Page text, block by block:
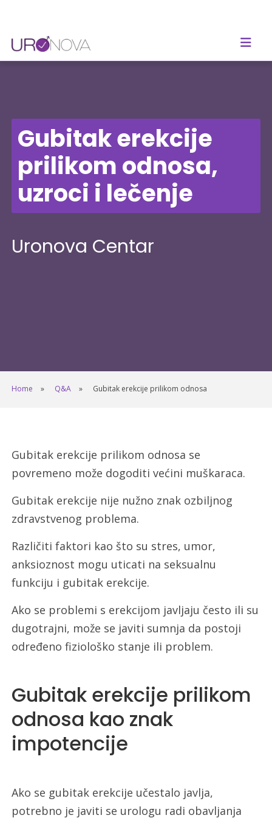
Gubitak erekcije
prilikom odnosa,
uzroci i lečenje
Uronova Centar
Home Q&A Gubitak erekcije prilikom odnosa
Gubitak erekcije prilikom odnosa se
povremeno može dogoditi većini muškaraca.
Gubitak erekcije nije nužno znak ozbiljnog
zdravstvenog problema.
Različiti faktori kao što su stres, umor,
anksioznost mogu uticati na seksualnu
funkciju i gubitak erekcije.
Ako se problemi s erekcijom javljaju često ili su
dugotrajni, može se javiti sumnja da postoji
određeno fiziološko stanje ili problem.
Gubitak erekcije prilikom
odnosa kao znak
impotencije
Ako se gubitak erekcije učestalo javlja,
potrebno je javiti se urologu radi obavljanja